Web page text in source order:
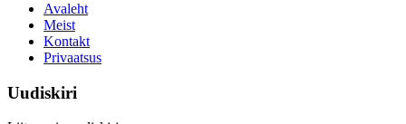
Avaleht
Meist
Kontakt
Privaatsus
Uudiskiri